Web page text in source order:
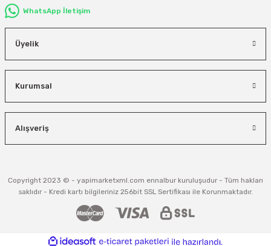
WhatsApp İletişim
Üyelik
Kurumsal
Alışveriş
Copyright 2023 © - yapimarketxml.com ennalbur kuruluşudur - Tüm hakları
saklıdır - Kredi kartı bilgileriniz 256bit SSL Sertifikası ile Korunmaktadır.
ideasoft e-